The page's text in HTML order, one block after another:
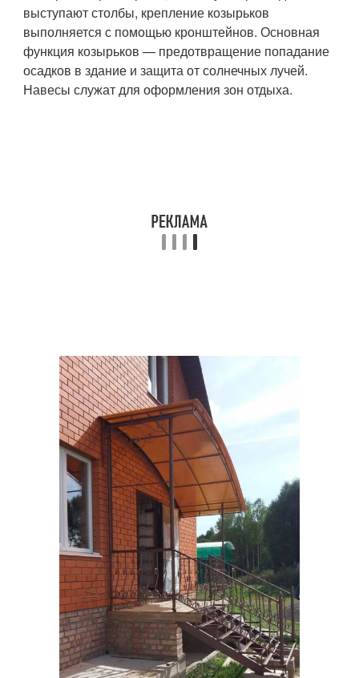
выступают столбы, крепление козырьков
выполняется с помощью кронштейнов. Основная
функция козырьков — предотвращение попадание
осадков в здание и защита от солнечных лучей.
Навесы служат для оформления зон отдыха.